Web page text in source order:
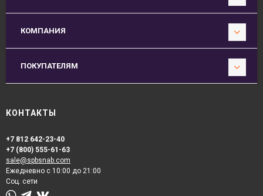
КОМПАНИЯ
ПОКУПАТЕЛЯМ
КОНТАКТЫ
+7 812 642-23-40
+7 (800) 555-61-63
sale@spbsnab.com
Ежедневно с 10:00 до 21:00
Соц. сети